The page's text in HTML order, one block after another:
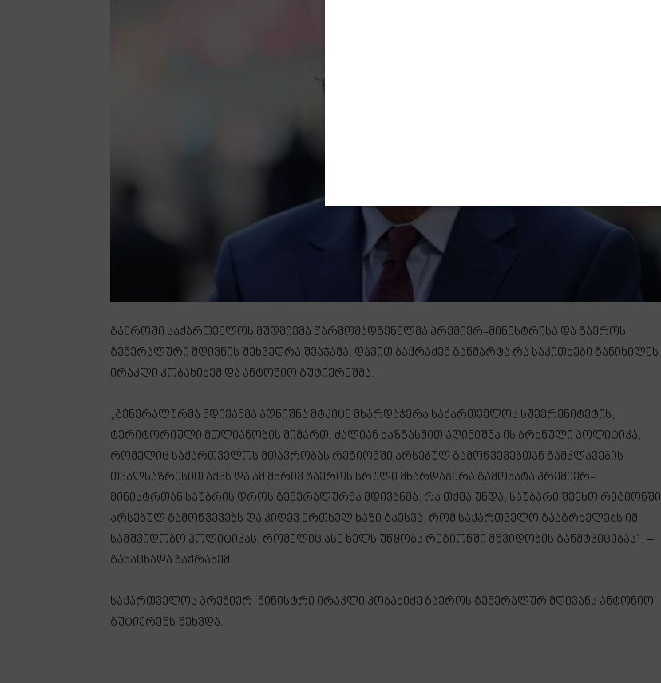
გაეროში საქართველოს მუდმივმა წარმომადგენელმა პრემიერ-მინისტრისა და გაეროს
გენერალური მდივნის შეხვედრა შეაჯამა. დავით ბაქრაძემ განმარტა რა საკითხები განიხილეს
ირაკლი კობახიძემ და ანტონიო გუტიერეშმა.
„გენერალურმა მდივანმა აღნიშნა მტკიცე მხარდაჭერა საქართველოს სუვერენიტეტის,
ტერიტორიული მთლიანობის მიმართ. ძალიან ხაზგასმით აღინიშნა ის ბრძნული პოლიტიკა,
რომელიც საქართველოს მთავრობას რეგიონში არსებულ გამოწვევებთან გამკლავების
თვალსაზრისით აქვს და ამ მხრივ გაეროს სრული მხარდაჭერა გამოხატა პრემიერ-
მინისტრთან საუბრის დროს გენერალურმა მდივანმა. რა თქმა უნდა, საუბარი შეეხო რეგიონში
არსებულ გამოწვევებს და კიდევ ერთხელ ხაზი გაესვა, რომ საქართველო გააგრძელებს იმ
სამშვიდობო პოლიტიკას, რომელიც ასე ხელს უწყობს რეგიონში მშვიდობის განმტკიცებას“, –
განაცხადა ბაქრაძემ.
საქართველოს პრემიერ-მინისტრი ირაკლი კობახიძე გაეროს გენერალურ მდივანს ანტონიო
გუტიერეშს შეხვდა.